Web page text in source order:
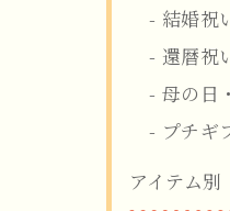
結婚祝
還暦祝
母の日
プチギ
アイテム別